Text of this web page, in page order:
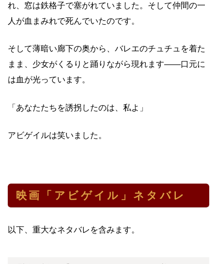
れ、窓は鉄格子で塞がれていました。そして仲間の一
人が血まみれで死んでいたのです。
そして薄暗い廊下の奥から、バレエのチュチュを着た
まま、少女がくるりと踊りながら現れます——口元に
は血が光っています。
「あなたたちを誘拐したのは、私よ」
アビゲイルは笑いました。
映画「アビゲイル」ネタバレ
以下、重大なネタバレを含みます。